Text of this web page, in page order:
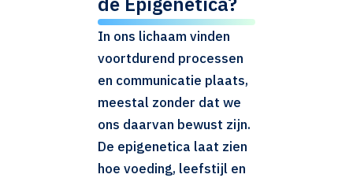
In ons lichaam vinden
voortdurend processen
en communicatie plaats,
meestal zonder dat we
ons daarvan bewust zijn.
De epigenetica laat zien
hoe voeding, leefstijl en